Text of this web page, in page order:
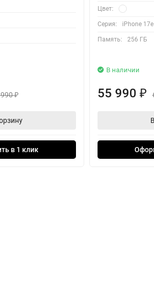
990₽
в 1 клик
Цвет:
Серия: iPhone 17e
Память: 256 ГБ
В наличии
55 990 ₽